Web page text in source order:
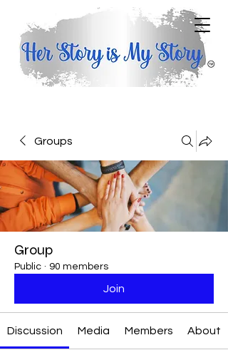
Groups
Group
Public · 90 members
Join
Discussion Media Members About